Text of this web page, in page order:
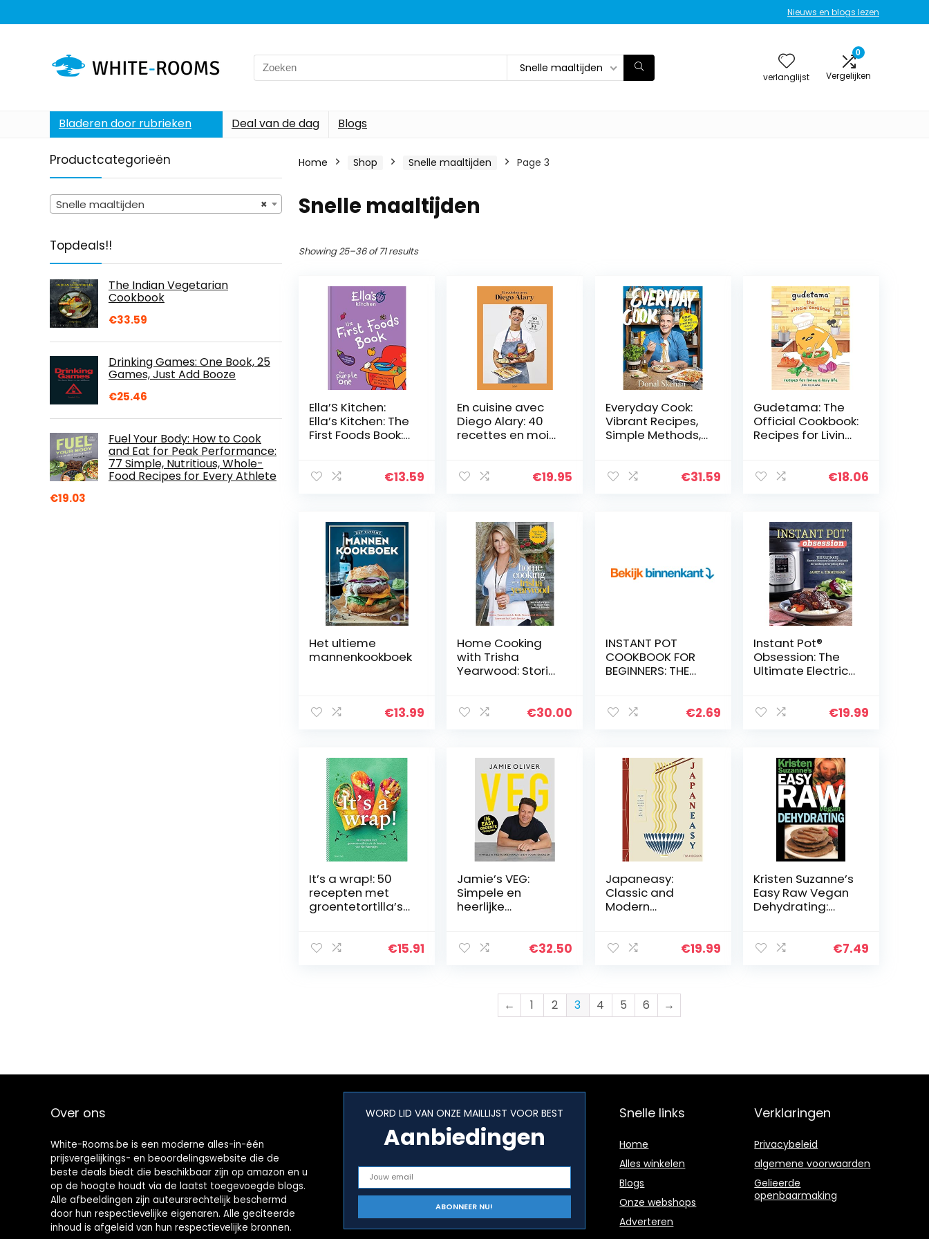
Nieuws en blogs lezen
Search
for:
Snelle maaltijden
verlanglijst
0
Vergelijken
Bladeren door rubrieken Deal van de dag Blogs
Productcategorieën
×
Snelle maaltijden
Topdeals!!
The Indian Vegetarian
Cookbook
€33.59
Drinking Games: One Book, 25
Games, Just Add Booze
€25.46
Fuel Your Body: How to Cook
and Eat for Peak Performance:
77 Simple, Nutritious, Whole-
Food Recipes for Every Athlete
€19.03
Home Shop Snelle maaltijden Page 3
Snelle maaltijden
Showing 25–36 of 71 results
Ella’S Kitchen:
Ella’s Kitchen: The
First Foods Book:
€13.59
En cuisine avec
Diego Alary: 40
recettes en moins
€19.95
Everyday Cook:
Vibrant Recipes,
Simple Methods,
€31.59
Gudetama: The
Official Cookbook:
Recipes for Living
€18.06
Het ultieme
mannenkookboek
€13.99
Home Cooking
with Trisha
Yearwood: Stories
and Friends: A
€30.00
INSTANT POT
COOKBOOK FOR
BEGINNERS: THE
DELICIOUS
SMART PEOPLE
ON…
€2.69
Instant Pot®
Obsession: The
Ultimate Electric
Cooking
€19.99
It’s a wrap!: 50
recepten met
groentetortilla’s
€15.91
Jamie’s VEG:
Simpele en
heerlijke
€32.50
Japaneasy:
Classic and
Modern
(Actually) Cook at
€19.99
Kristen Suzanne’s
Easy Raw Vegan
Dehydrating:
for Dehydrating
€7.49
← 1 2 3 4 5 6 →
Over ons
White-Rooms.be is een moderne alles-in-één
prijsvergelijkings- en beoordelingswebsite die de
beste deals biedt die beschikbaar zijn op amazon en u
op de hoogte houdt via de laatst toegevoegde blogs.
Alle afbeeldingen zijn auteursrechtelijk beschermd
door hun respectievelijke eigenaren. Alle geciteerde
inhoud is afgeleid van hun respectievelijke bronnen.
WORD LID VAN ONZE MAILLIJST VOOR BEST
Aanbiedingen
Snelle links
Home
Alles winkelen
Blogs
Onze webshops
Adverteren
Verklaringen
Privacybeleid
algemene voorwaarden
Gelieerde
openbaarmaking